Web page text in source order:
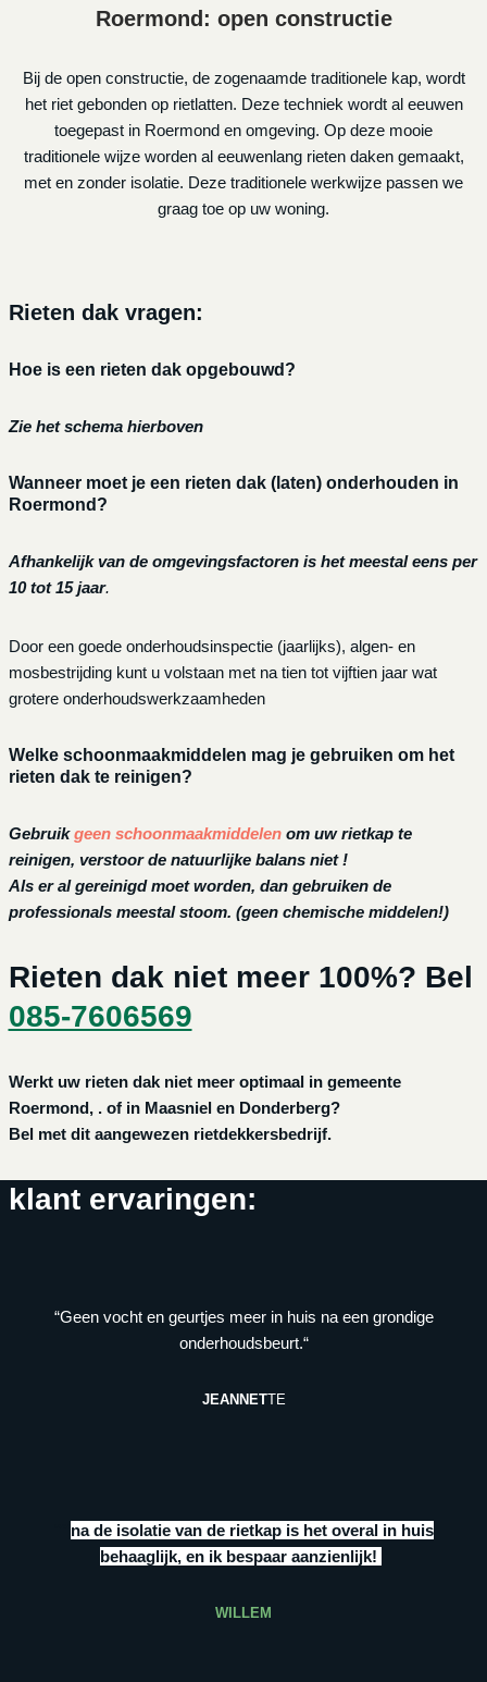
Roermond: open constructie
Bij de open constructie, de zogenaamde traditionele kap, wordt
het riet gebonden op rietlatten. Deze techniek wordt al eeuwen
toegepast in Roermond en omgeving. Op deze mooie
traditionele wijze worden al eeuwenlang rieten daken gemaakt,
met en zonder isolatie. Deze traditionele werkwijze passen we
graag toe op uw woning.
Rieten dak vragen:
Hoe is een rieten dak opgebouwd?
Zie het schema hierboven
Wanneer moet je een rieten dak (laten) onderhouden in
Roermond?
Afhankelijk van de omgevingsfactoren is het meestal eens per
10 tot 15 jaar.
Door een goede onderhoudsinspectie (jaarlijks), algen- en
mosbestrijding kunt u volstaan met na tien tot vijftien jaar wat
grotere onderhoudswerkzaamheden
Welke schoonmaakmiddelen mag je gebruiken om het
rieten dak te reinigen?
Gebruikgeen schoonmaakmiddelen om uw rietkap te
reinigen, verstoor de natuurlijke balans niet !
Als er al gereinigd moet worden, dan gebruiken de
professionals meestal stoom. (geen chemische middelen!)
Rieten dak niet meer 100%? Bel
085-7606569
Werkt uw rieten dak niet meer optimaal in gemeente
Roermond, . of in Maasniel en Donderberg?
Bel met dit aangewezen rietdekkersbedrijf.
klant ervaringen:
“Geen vocht en geurtjes meer in huis na een grondige
onderhoudsbeurt.“
JEANNETTE
na de isolatie van de rietkap is het overal in huis
behaaglijk, en ik bespaar aanzienlijk!
WILLEM